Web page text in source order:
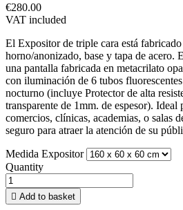
€280.00
VAT included
El Expositor de triple cara está
horno/anonizado, base y tapa de acero.
una pantalla fabricada en metacrilato
con iluminación de 6 tubos
nocturno (incluye Protector de alta
transparente de 1mm. de espesor). Ideal
comercios, clínicas, academias, o salas
seguro para atraer la atención de su
Medida Expositor
Quantity
 Add to basket